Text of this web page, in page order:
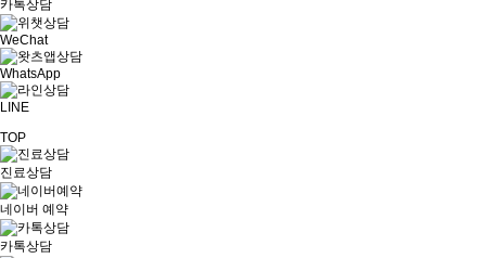
카톡상담
WeChat
WhatsApp
LINE
TOP
진료상담
네이버 예약
카톡상담